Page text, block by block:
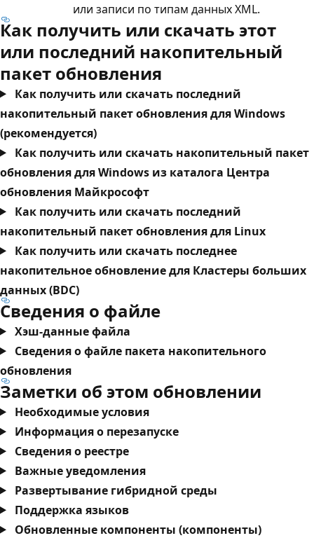
или записи по типам данных XML.
Как получить или скачать этот
или последний накопительный
пакет обновления
Как получить или скачать последний
накопительный пакет обновления для Windows
(рекомендуется)
Как получить или скачать накопительный пакет
обновления для Windows из каталога Центра
обновления Майкрософт
Как получить или скачать последний
накопительный пакет обновления для Linux
Как получить или скачать последнее
накопительное обновление для Кластеры больших
данных (BDC)
Сведения о файле
Хэш-данные файла
Сведения о файле пакета накопительного
обновления
Заметки об этом обновлении
Необходимые условия
Информация о перезапуске
Сведения о реестре
Важные уведомления
Развертывание гибридной среды
Поддержка языков
Обновленные компоненты (компоненты)